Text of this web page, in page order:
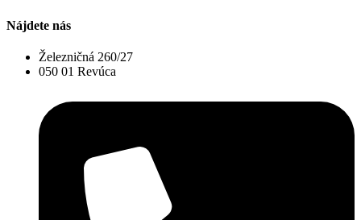
Nájdete nás
Železničná 260/27
050 01 Revúca